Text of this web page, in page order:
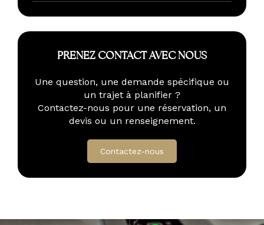
PRENEZ CONTACT AVEC NOUS
Une question, une demande spécifique ou
un trajet à planifier ?
Contactez-nous pour une réservation, un
devis ou un renseignement.
Contactez-nous